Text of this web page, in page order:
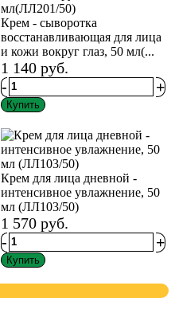
Крем - сыворотка
восстанавливающая для лица
и кожи вокруг глаз, 50 мл(...
1 140руб.
-
+
Купить
Крем для лица дневной -
интенсивное увлажнение, 50
мл (ЛЛ103/50)
1 570руб.
-
+
Купить